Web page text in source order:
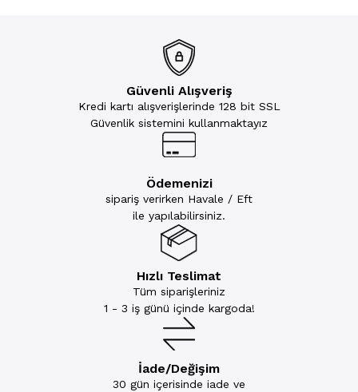
Güvenli Alışveriş
Kredi kartı alışverişlerinde 128 bit SSL
Güvenlik sistemini kullanmaktayız
Ödemenizi
sipariş verirken Havale / Eft
ile yapılabilirsiniz.
Hızlı Teslimat
Tüm siparişleriniz
1 - 3 iş günü içinde kargoda!
İade/Değişim
30 gün içerisinde iade ve